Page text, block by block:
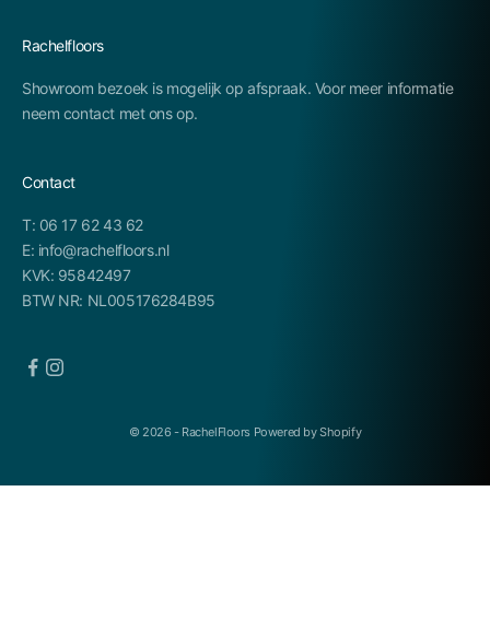
Rachelfloors
Showroom bezoek is mogelijk op afspraak. Voor meer informatie
neem contact met ons op.
Contact
T: 06 17 62 43 62
E: info@rachelfloors.nl
KVK: 95842497
BTW NR: NL005176284B95
© 2026 - RachelFloors Powered by Shopify